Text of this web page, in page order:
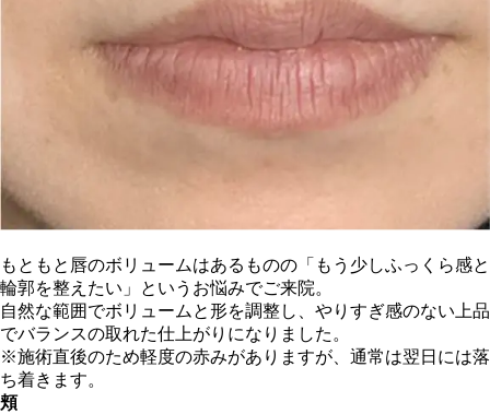
もともと唇のボリュームはあるものの「もう少しふっくら感と
輪郭を整えたい」というお悩みでご来院。
自然な範囲でボリュームと形を調整し、やりすぎ感のない上品
でバランスの取れた仕上がりになりました。
※施術直後のため軽度の赤みがありますが、通常は翌日には落
ち着きます。
頬